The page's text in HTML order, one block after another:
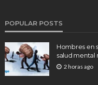
POPULAR POSTS
Hombres en
salud mental
2 horas ago